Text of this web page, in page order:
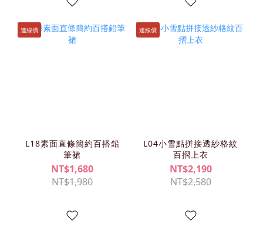
連線價
L18素面直條簡約百搭鉛
筆裙
NT$1,680
NT$1,980
連線價
L04小雪點拼接透紗格紋
百摺上衣
NT$2,190
NT$2,580